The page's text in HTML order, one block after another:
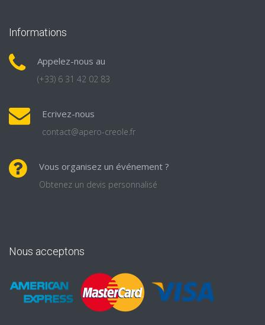
Informations
Appelez-nous au
(+33) 6 31 42 02 83
Ecrivez-nous
contact@apero-creole.fr
Vous organisez un événement ?
Obtenez un devis personnalisé
Nous acceptons